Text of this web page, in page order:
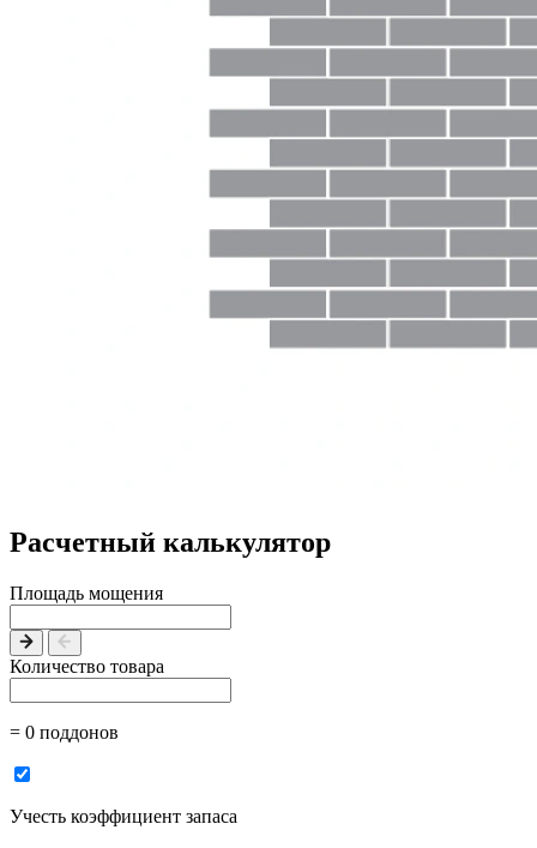
Расчетный калькулятор
Площадь мощения
Количество товара
= 0 поддонов
Учесть коэффициент запаса